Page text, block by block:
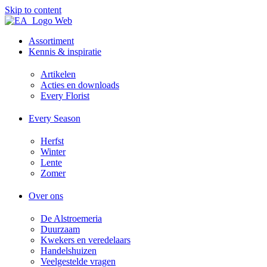
Skip to content
Assortiment
Kennis & inspiratie
Artikelen
Acties en downloads​
Every Florist
Every Season
Herfst
Winter
Lente
Zomer
Over ons
De Alstroemeria
Duurzaam
Kwekers en veredelaars
Handelshuizen
Veelgestelde vragen